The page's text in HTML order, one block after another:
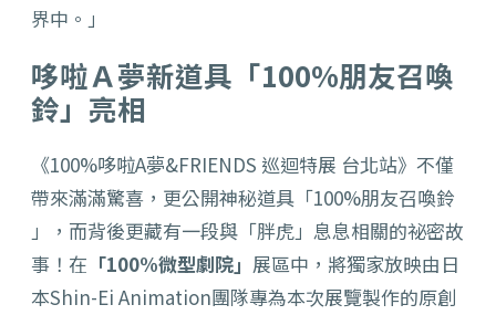
界中。」
哆啦Ａ夢新道具「100%朋友召喚
鈴」亮相
《100%哆啦A夢&FRIENDS 巡迴特展 台北站》不僅
帶來滿滿驚喜，更公開神秘道具「100%朋友召喚鈴
」，而背後更藏有一段與「胖虎」息息相關的祕密故
事！在 「100%微型劇院」 展區中，將獨家放映由日
本Shin-Ei Animation團隊專為本次展覽製作的原創